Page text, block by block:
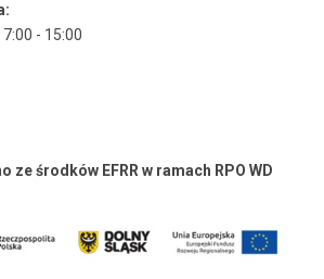
- 15:00
ze środków EFRR w ramach RPO WD